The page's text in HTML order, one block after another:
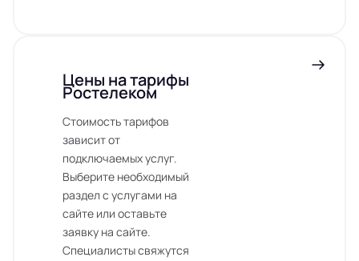
Цены на тарифы
Ростелеком
Стоимость тарифов
зависит от
подключаемых услуг.
Выберите необходимый
раздел с услугами на
сайте или оставьте
заявку на сайте.
Специалисты свяжутся